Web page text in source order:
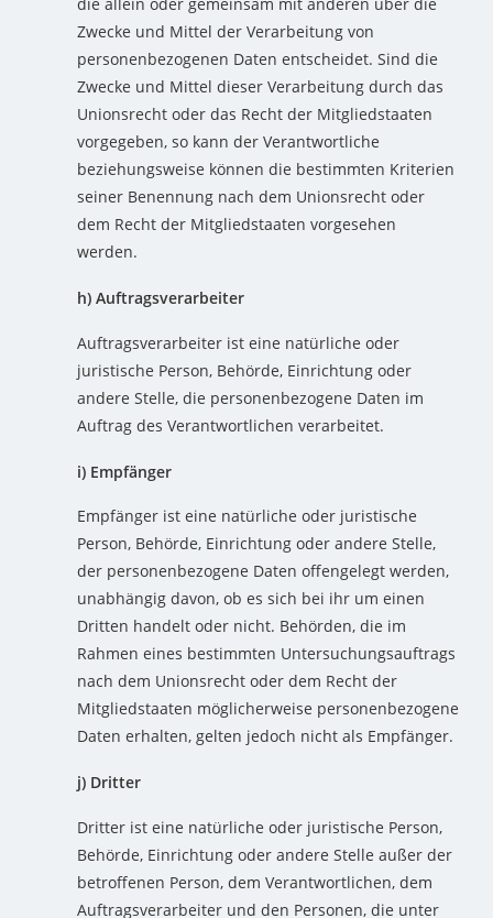
Zwecke und Mittel der Verarbeitung von
personenbezogenen Daten entscheidet. Sind die
Zwecke und Mittel dieser Verarbeitung durch das
Unionsrecht oder das Recht der Mitgliedstaaten
vorgegeben, so kann der Verantwortliche
beziehungsweise können die bestimmten Kriterien
seiner Benennung nach dem Unionsrecht oder
dem Recht der Mitgliedstaaten vorgesehen
werden.
h) Auftragsverarbeiter
Auftragsverarbeiter ist eine natürliche oder
juristische Person, Behörde, Einrichtung oder
andere Stelle, die personenbezogene Daten im
Auftrag des Verantwortlichen verarbeitet.
i) Empfänger
Empfänger ist eine natürliche oder juristische
Person, Behörde, Einrichtung oder andere Stelle,
der personenbezogene Daten offengelegt werden,
unabhängig davon, ob es sich bei ihr um einen
Dritten handelt oder nicht. Behörden, die im
Rahmen eines bestimmten Untersuchungsauftrags
nach dem Unionsrecht oder dem Recht der
Mitgliedstaaten möglicherweise personenbezogene
Daten erhalten, gelten jedoch nicht als Empfänger.
j) Dritter
Dritter ist eine natürliche oder juristische Person,
Behörde, Einrichtung oder andere Stelle außer der
betroffenen Person, dem Verantwortlichen, dem
Auftragsverarbeiter und den Personen, die unter